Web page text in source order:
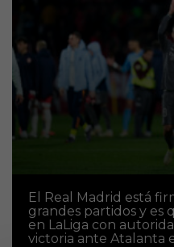
El Real Madrid está
grandes partidos y es
en LaLiga con
victoria ante Atalanta